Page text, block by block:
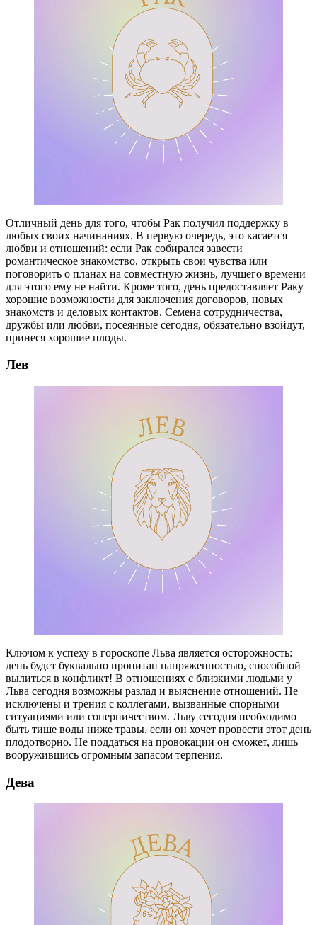
Отличный день для того, чтобы Рак получил поддержку в
любых своих начинаниях. В первую очередь, это касается
любви и отношений: если Рак собирался завести
романтическое знакомство, открыть свои чувства или
поговорить о планах на совместную жизнь, лучшего времени
для этого ему не найти. Кроме того, день предоставляет Раку
хорошие возможности для заключения договоров, новых
знакомств и деловых контактов. Семена сотрудничества,
дружбы или любви, посеянные сегодня, обязательно взойдут,
принеся хорошие плоды.
Лев
Ключом к успеху в гороскопе Льва является осторожность:
день будет буквально пропитан напряженностью, способной
вылиться в конфликт! В отношениях с близкими людьми у
Льва сегодня возможны разлад и выяснение отношений. Не
исключены и трения с коллегами, вызванные спорными
ситуациями или соперничеством. Льву сегодня необходимо
быть тише воды ниже травы, если он хочет провести этот день
плодотворно. Не поддаться на провокации он сможет, лишь
вооружившись огромным запасом терпения.
Дева